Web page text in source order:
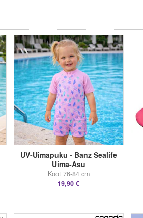
UV-Uimapuku - Banz Sealife
Uima-Asu
Koot 76-84 cm
19,90 €